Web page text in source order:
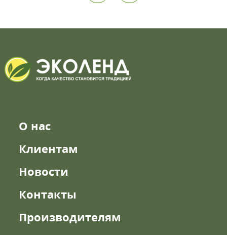
О нас
Клиентам
Новости
Контакты
Производителям